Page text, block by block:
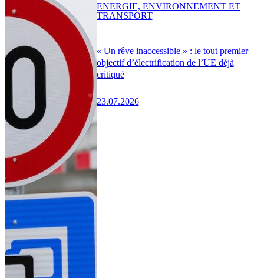
« Un rêve inaccessible » : le tout premier
objectif d’électrification de l’UE déjà
critiqué
23.07.2026
ENERGIE, ENVIRONNEMENT ET
TRANSPORT